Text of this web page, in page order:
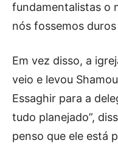
fundamentalistas o
nós fossemos
Em vez disso, a
veio e levou
Essaghir para a
tudo planejado”,
penso que ele está